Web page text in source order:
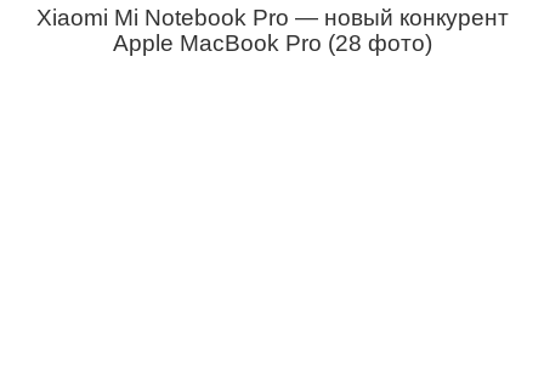
Xiaomi Mi Notebook Pro — новый конкурент
Apple MacBook Pro (28 фото)